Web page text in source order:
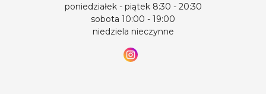
poniedziałek - piątek 8:30 - 20:30
sobota 10:00 - 19:00
niedziela nieczynne